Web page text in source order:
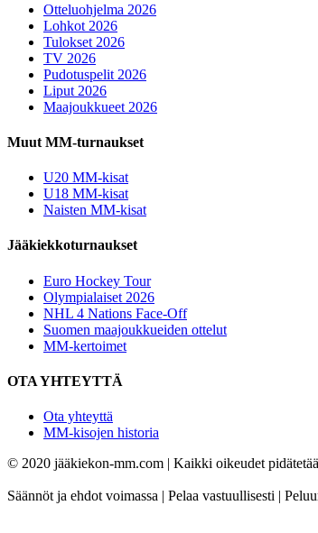
Otteluohjelma 2026
Lohkot 2026
Tulokset 2026
TV 2026
Pudotuspelit 2026
Liput 2026
Maajoukkueet 2026
Muut MM-turnaukset
U20 MM-kisat
U18 MM-kisat
Naisten MM-kisat
Jääkiekkoturnaukset
Euro Hockey Tour
Olympialaiset 2026
NHL 4 Nations Face-Off
Suomen maajoukkueiden ottelut
MM-kertoimet
OTA YHTEYTTÄ
Ota yhteyttä
MM-kisojen historia
© 2020 jääkiekon-mm.com | Kaikki oikeudet
Säännöt ja ehdot voimassa | Pelaa vastuullisesti |